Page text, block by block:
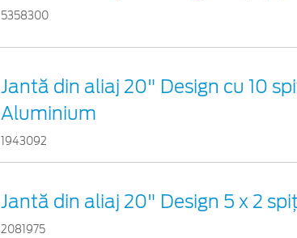
5358300
Jantă din aliaj 20" Design cu 10
Aluminium
1943092
Jantă din aliaj 20" Design 5 x 2
2081975